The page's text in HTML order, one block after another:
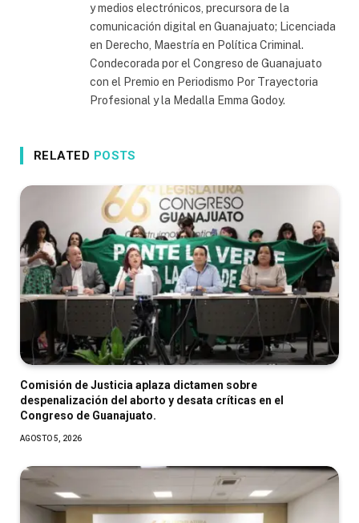
y medios electrónicos, precursora de la
comunicación digital en Guanajuato; Licenciada
en Derecho, Maestría en Política Criminal.
Condecorada por el Congreso de Guanajuato
con el Premio en Periodismo Por Trayectoria
Profesional y la Medalla Emma Godoy.
RELATED POSTS
Comisión de Justicia aplaza dictamen sobre
despenalización del aborto y desata críticas en el
Congreso de Guanajuato.
AGOSTO 5, 2026